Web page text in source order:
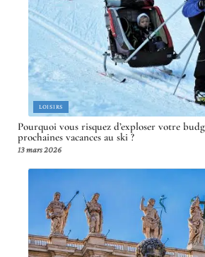
LOISIRS
Pourquoi vous risquez d’exploser votre
prochaines vacances au ski ?
13 mars 2026